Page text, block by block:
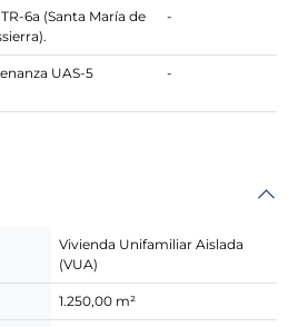
6a (Santa María de
-
UAS-5 -
Vivienda Unifamiliar Aislada
(VUA)
1.250,00 m²